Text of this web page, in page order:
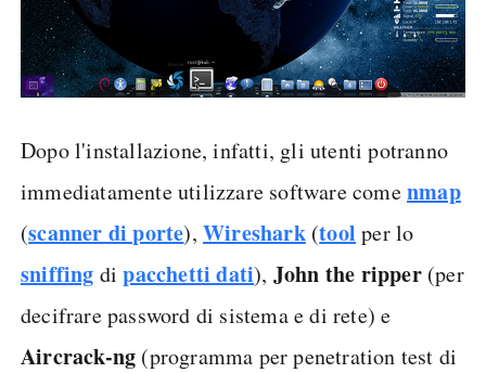
Dopo l'installazione, infatti, gli utenti potranno
immediatamente utilizzare software comenmap
(scanner di porte),Wireshark(tool per lo
sniffing dipacchetti dati), John the ripper(per
decifrare password di sistema e di rete) e
Aircrack-ng (programma per penetration test di